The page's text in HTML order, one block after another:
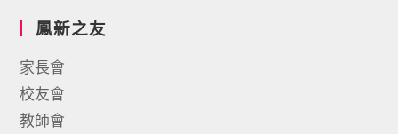
鳳新之友
家長會
校友會
教師會